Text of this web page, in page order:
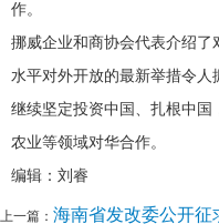
作。
挪威企业和商协会代表介绍
水平对外开放的最新举措令人
继续坚定投资中国、扎根中
农业等领域对华合作。
编辑：刘睿
上一篇： 海南省发改委公开征